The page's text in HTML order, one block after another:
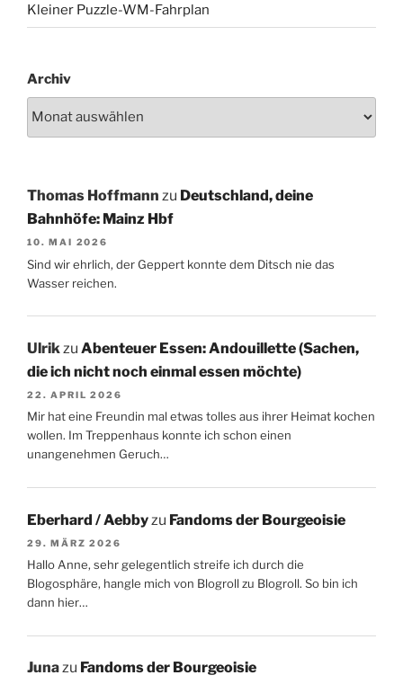
Kleiner Puzzle-WM-Fahrplan
Archiv
Thomas Hoffmann zu Deutschland, deine
Bahnhöfe: Mainz Hbf
10. MAI 2026
Sind wir ehrlich, der Geppert konnte dem Ditsch nie das
Wasser reichen.
Ulrikzu Abenteuer Essen: Andouillette (Sachen,
die ich nicht noch einmal essen möchte)
22. APRIL 2026
Mir hat eine Freundin mal etwas tolles aus ihrer Heimat kochen
wollen. Im Treppenhaus konnte ich schon einen
unangenehmen Geruch…
Eberhard / Aebby zu Fandoms der Bourgeoisie
29. MÄRZ 2026
Hallo Anne, sehr gelegentlich streife ich durch die
Blogosphäre, hangle mich von Blogroll zu Blogroll. So bin ich
dann hier…
Junazu Fandoms der Bourgeoisie